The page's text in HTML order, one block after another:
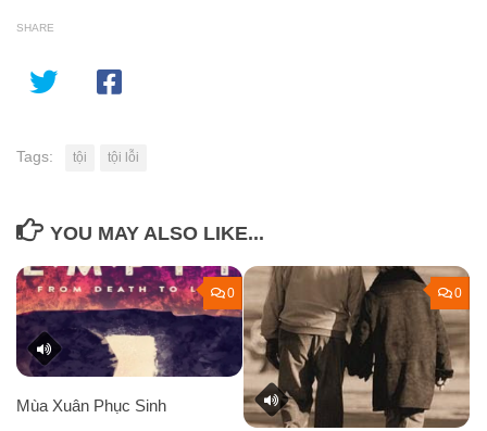
SHARE
Tags: tội tội lỗi
YOU MAY ALSO LIKE...
0
Mùa Xuân Phục Sinh
0